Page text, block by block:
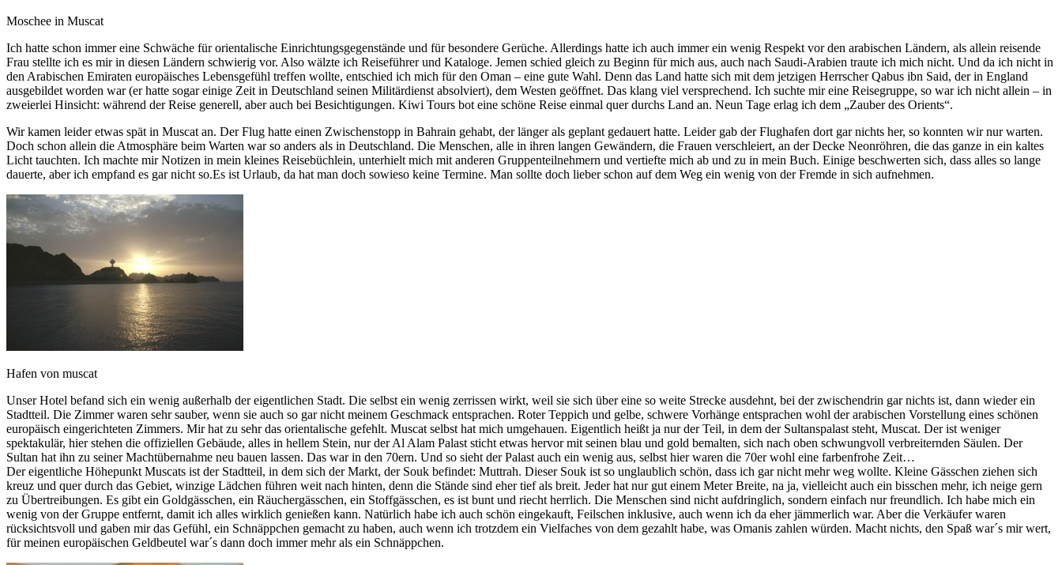
Moschee in Muscat
Ich hatte schon immer eine Schwäche für orientalische Einrichtungsgegenstände und für besondere Gerüche. Allerdings hatte ich auch immer ein wenig Respekt vor den arabischen Ländern, als allein reisende
Frau stellte ich es mir in diesen Ländern schwierig vor. Also wälzte ich Reiseführer und Kataloge. Jemen schied gleich zu Beginn für mich aus, auch nach Saudi-Arabien traute ich mich nicht. Und da ich nicht in
den Arabischen Emiraten europäisches Lebensgefühl treffen wollte, entschied ich mich für den Oman – eine gute Wahl. Denn das Land hatte sich mit dem jetzigen Herrscher Qabus ibn Said, der in England
ausgebildet worden war (er hatte sogar einige Zeit in Deutschland seinen Militärdienst absolviert), dem Westen geöffnet. Das klang viel versprechend. Ich suchte mir eine Reisegruppe, so war ich nicht allein – in
zweierlei Hinsicht: während der Reise generell, aber auch bei Besichtigungen. Kiwi Tours bot eine schöne Reise einmal quer durchs Land an. Neun Tage erlag ich dem „Zauber des Orients“.
Wir kamen leider etwas spät in Muscat an. Der Flug hatte einen Zwischenstopp in Bahrain gehabt, der länger als geplant gedauert hatte. Leider gab der Flughafen dort gar nichts her, so konnten wir nur warten.
Doch schon allein die Atmosphäre beim Warten war so anders als in Deutschland. Die Menschen, alle in ihren langen Gewändern, die Frauen verschleiert, an der Decke Neonröhren, die das ganze in ein kaltes
Licht tauchten. Ich machte mir Notizen in mein kleines Reisebüchlein, unterhielt mich mit anderen Gruppenteilnehmern und vertiefte mich ab und zu in mein Buch. Einige beschwerten sich, dass alles so lange
dauerte, aber ich empfand es gar nicht so.Es ist Urlaub, da hat man doch sowieso keine Termine. Man sollte doch lieber schon auf dem Weg ein wenig von der Fremde in sich aufnehmen.
Hafen von muscat
Unser Hotel befand sich ein wenig außerhalb der eigentlichen Stadt. Die selbst ein wenig zerrissen wirkt, weil sie sich über eine so weite Strecke ausdehnt, bei der zwischendrin gar nichts ist, dann wieder ein
Stadtteil. Die Zimmer waren sehr sauber, wenn sie auch so gar nicht meinem Geschmack entsprachen. Roter Teppich und gelbe, schwere Vorhänge entsprachen wohl der arabischen Vorstellung eines schönen
europäisch eingerichteten Zimmers. Mir hat zu sehr das orientalische gefehlt. Muscat selbst hat mich umgehauen. Eigentlich heißt ja nur der Teil, in dem der Sultanspalast steht, Muscat. Der ist weniger
spektakulär, hier stehen die offiziellen Gebäude, alles in hellem Stein, nur der Al Alam Palast sticht etwas hervor mit seinen blau und gold bemalten, sich nach oben schwungvoll verbreiternden Säulen. Der
Sultan hat ihn zu seiner Machtübernahme neu bauen lassen. Das war in den 70ern. Und so sieht der Palast auch ein wenig aus, selbst hier waren die 70er wohl eine farbenfrohe Zeit…
Der eigentliche Höhepunkt Muscats ist der Stadtteil, in dem sich der Markt, der Souk befindet: Muttrah. Dieser Souk ist so unglaublich schön, dass ich gar nicht mehr weg wollte. Kleine Gässchen ziehen sich
kreuz und quer durch das Gebiet, winzige Lädchen führen weit nach hinten, denn die Stände sind eher tief als breit. Jeder hat nur gut einem Meter Breite, na ja, vielleicht auch ein bisschen mehr, ich neige gern
zu Übertreibungen. Es gibt ein Goldgässchen, ein Räuchergässchen, ein Stoffgässchen, es ist bunt und riecht herrlich. Die Menschen sind nicht aufdringlich, sondern einfach nur freundlich. Ich habe mich ein
wenig von der Gruppe entfernt, damit ich alles wirklich genießen kann. Natürlich habe ich auch schön eingekauft, Feilschen inklusive, auch wenn ich da eher jämmerlich war. Aber die Verkäufer waren
rücksichtsvoll und gaben mir das Gefühl, ein Schnäppchen gemacht zu haben, auch wenn ich trotzdem ein Vielfaches von dem gezahlt habe, was Omanis zahlen würden. Macht nichts, den Spaß war´s mir wert,
für meinen europäischen Geldbeutel war´s dann doch immer mehr als ein Schnäppchen.